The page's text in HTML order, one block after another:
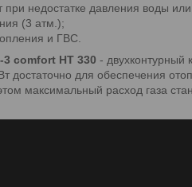
недостатке давления воды
(3 атм.);
и ГВС.
comfort HT 330 -
достаточно для обеспечения
максимальный расход газа